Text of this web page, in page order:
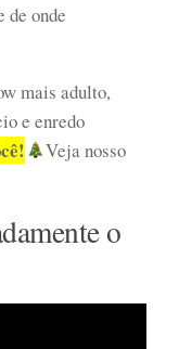
de onde
mais adulto,
e enredo
Veja nosso
o